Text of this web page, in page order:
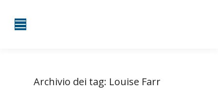
Archivio dei tag: Louise Farr